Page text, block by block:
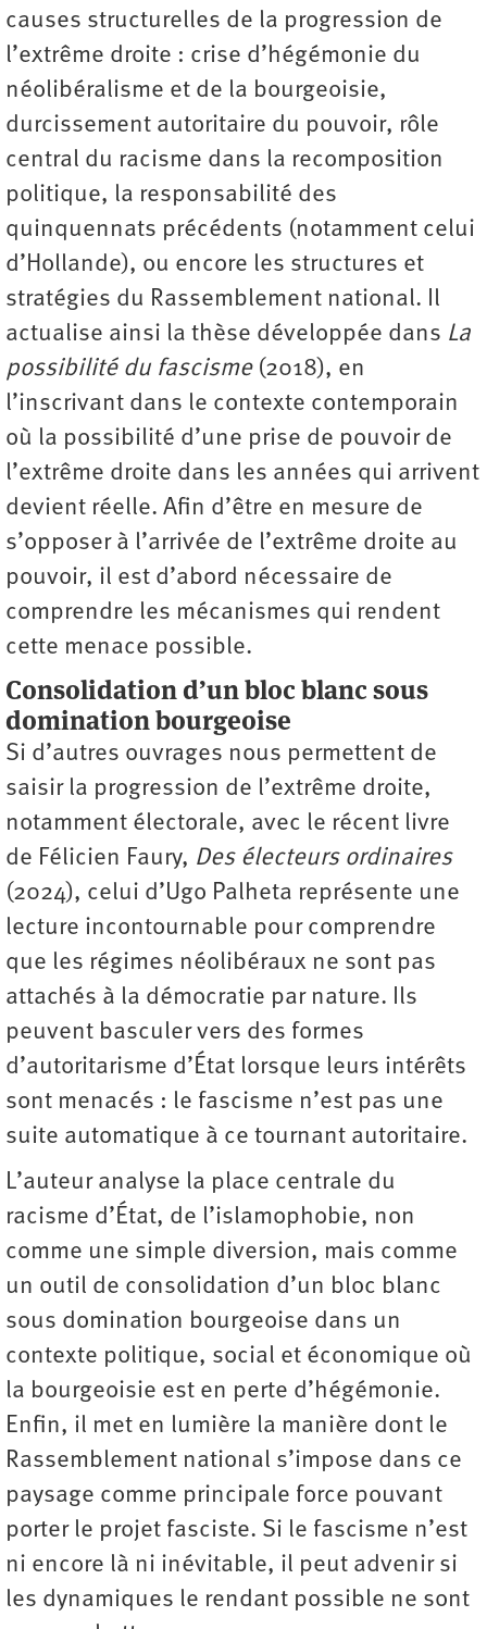
causes structurelles de la progression de
l’extrême droite : crise d’hégémonie du
néolibéralisme et de la bourgeoisie,
durcissement autoritaire du pouvoir, rôle
central du racisme dans la recomposition
politique, la responsabilité des
quinquennats précédents (notamment celui
d’Hollande), ou encore les structures et
stratégies du Rassemblement national. Il
actualise ainsi la thèse développée dans La
possibilité du fascisme(2018), en
l’inscrivant dans le contexte contemporain
où la possibilité d’une prise de pouvoir de
l’extrême droite dans les années qui arrivent
devient réelle. Afin d’être en mesure de
s’opposer à l’arrivée de l’extrême droite au
pouvoir, il est d’abord nécessaire de
comprendre les mécanismes qui rendent
cette menace possible.
Consolidation d’un bloc blanc sous
domination bourgeoise
Si d’autres ouvrages nous permettent de
saisir la progression de l’extrême droite,
notamment électorale, avec le récent livre
de Félicien Faury, Des électeurs ordinaires
(2024), celui d’Ugo Palheta représente une
lecture incontournable pour comprendre
que les régimes néolibéraux ne sont pas
attachés à la démocratie par nature. Ils
peuvent basculer vers des formes
d’autoritarisme d’État lorsque leurs intérêts
sont menacés : le fascisme n’est pas une
suite automatique à ce tournant autoritaire.
L’auteur analyse la place centrale du
racisme d’État, de l’islamophobie, non
comme une simple diversion, mais comme
un outil de consolidation d’un bloc blanc
sous domination bourgeoise dans un
contexte politique, social et économique où
la bourgeoisie est en perte d’hégémonie.
Enfin, il met en lumière la manière dont le
Rassemblement national s’impose dans ce
paysage comme principale force pouvant
porter le projet fasciste. Si le fascisme n’est
ni encore là ni inévitable, il peut advenir si
les dynamiques le rendant possible ne sont